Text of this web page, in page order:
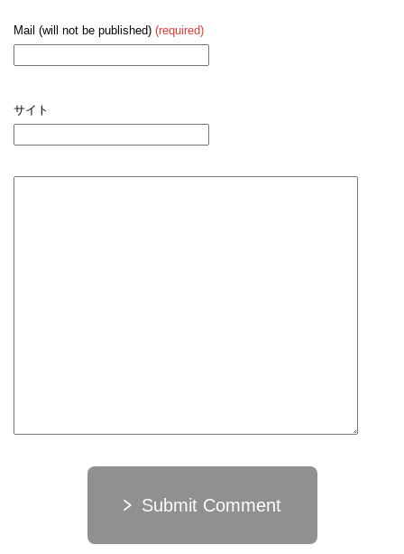
Mail (will not be published) (required)
サイト
Submit Comment